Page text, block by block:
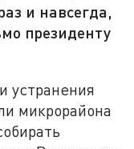
и навсегда,
президенту
устранения
микрорайона